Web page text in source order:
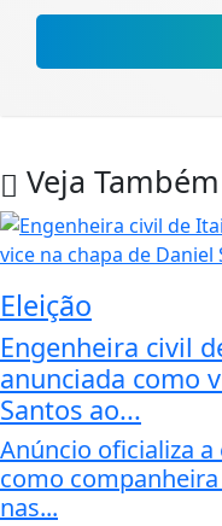
Veja Também
Eleição
Engenheira civil
anunciada como
Santos ao...
Anúncio oficializa
como
nas...